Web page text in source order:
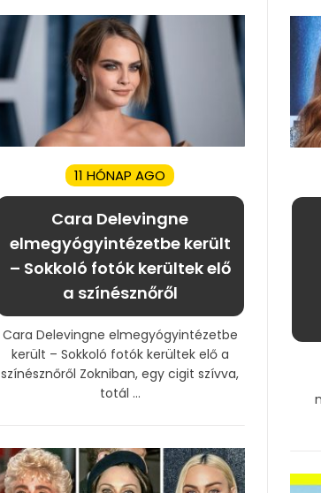
11 HÓNAP AGO
Cara Delevingne
elmegyógyintézetbe került
– Sokkoló fotók kerültek elő
a színésznőről
Cara Delevingne elmegyógyintézetbe
került – Sokkoló fotók kerültek elő a
színésznőről Zokniban, egy cigit szívva,
totál ...